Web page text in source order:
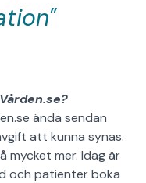
ända sendan
att kunna synas.
mycket mer. Idag är
och patienter boka